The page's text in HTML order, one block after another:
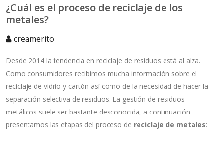
¿Cuál es el proceso de reciclaje de los
metales?
creamerito
Desde 2014 la tendencia en reciclaje de residuos está al alza.
Como consumidores recibimos mucha información sobre el
reciclaje de vidrio y cartón así como de la necesidad de hacer la
separación selectiva de residuos. La gestión de residuos
metálicos suele ser bastante desconocida, a continuación
presentamos las etapas del proceso de reciclaje de metales: